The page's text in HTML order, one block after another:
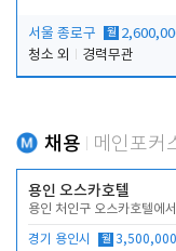
서울 종로구 월
청소 외
경력무관
채용 메인포커
용인 오스카호텔
용인 처인구 오스카호텔에
경기 용인시 월 3,500,000